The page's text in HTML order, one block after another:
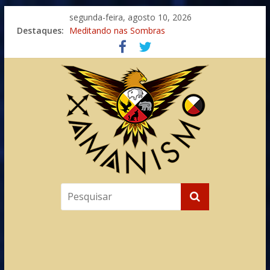
segunda-feira, agosto 10, 2026
Destaques: Meditando nas Sombras
Autosuficiência: A Jornada do Espírito Ancestral
Xamanismo Universal
Totens – Caminho Espiritual – Crescimento
Imaginação na Cura